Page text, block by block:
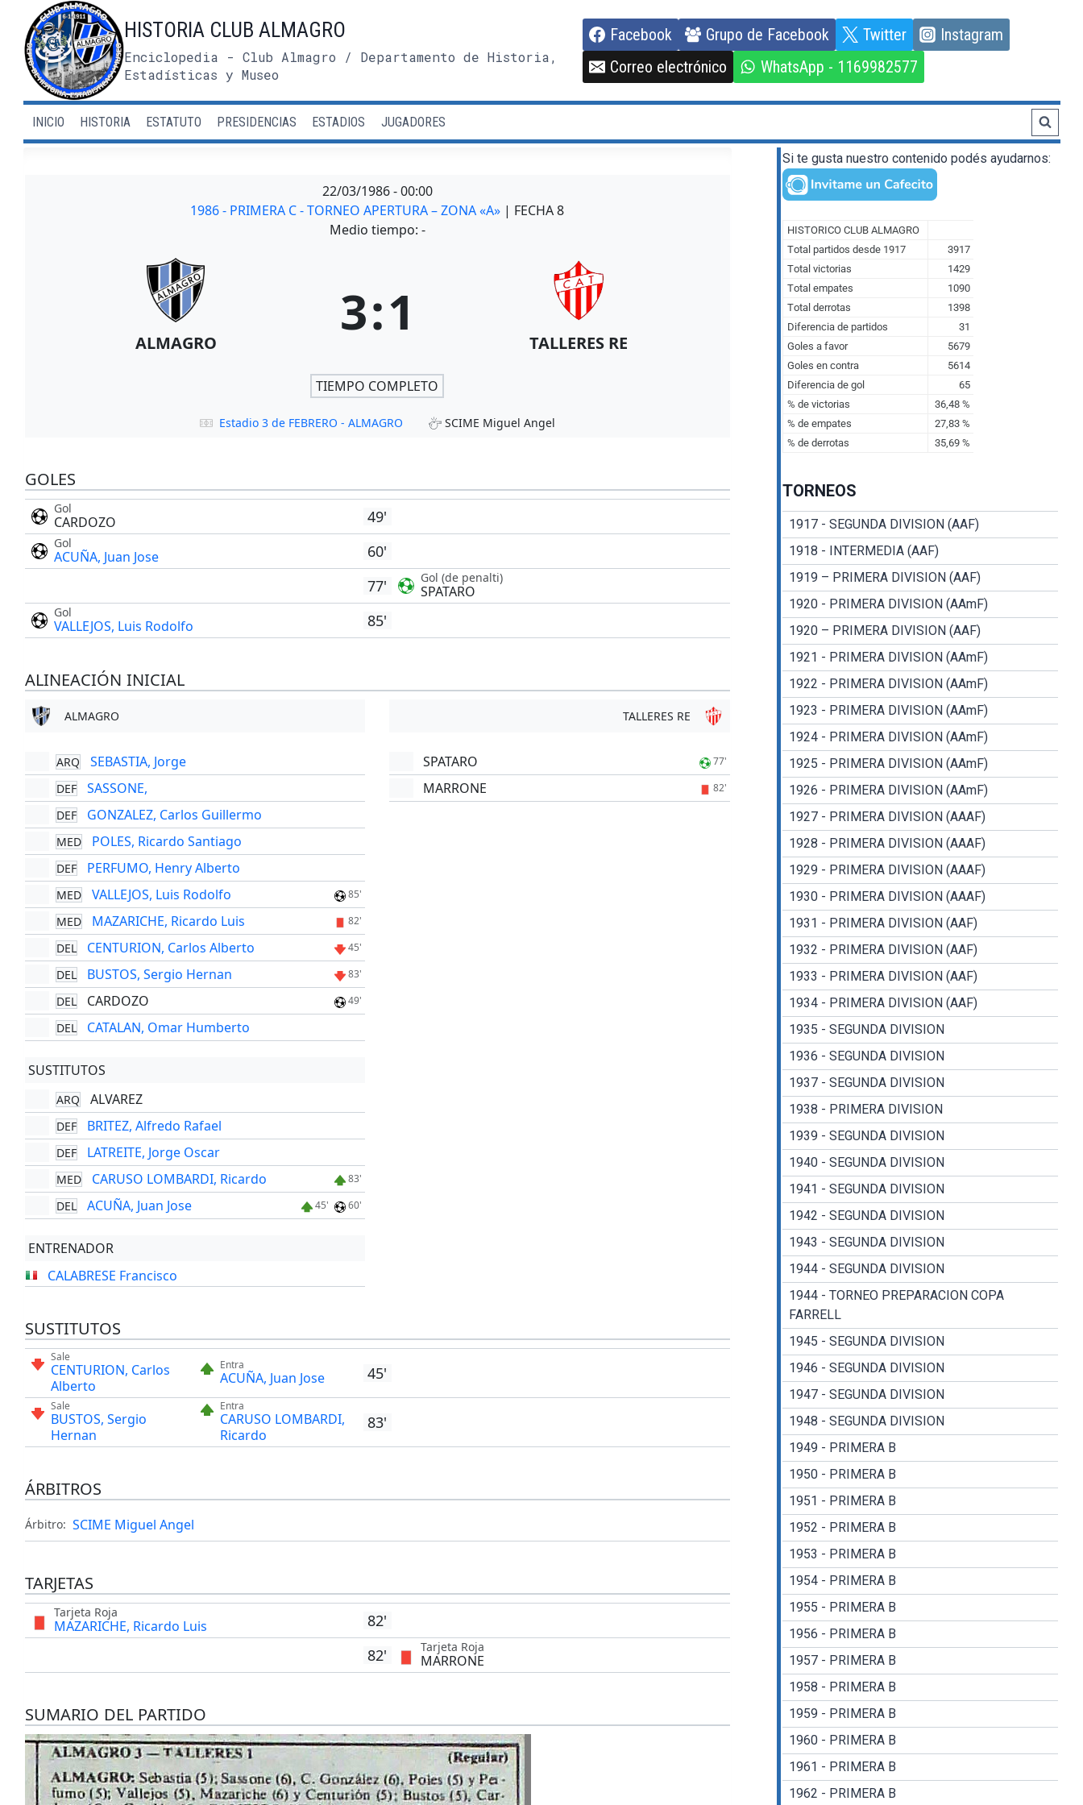
contenido
HISTORIA CLUB ALMAGRO
Enciclopedia - Club Almagro / Departamento de Historia,
Estadísticas y Museo
Facebook Grupo de Facebook Twitter
Instagram
Correo electrónico
WhatsApp - 1169982577
INICIO HISTORIA ESTATUTO PRESIDENCIAS ESTADIOS JUGADORES
22/03/1986-00:00
1986 - PRIMERA C - TORNEO APERTURA – ZONA «A» | FECHA 8
Medio tiempo: -
ALMAGRO 3:1 TALLERES RE
TIEMPO COMPLETO
Estadio 3 de FEBRERO - ALMAGRO SCIME Miguel Angel
GOLES
Gol
CARDOZO 49'
Gol
ACUÑA, Juan Jose
60'
77'
Gol (de penalti)
SPATARO
Gol
VALLEJOS, Luis Rodolfo 85'
ALINEACIÓN INICIAL
ALMAGRO
ARQ SEBASTIA, Jorge
DEF SASSONE,
DEF GONZALEZ, Carlos Guillermo
MED POLES, Ricardo Santiago
DEF PERFUMO, Henry Alberto
MED VALLEJOS, Luis Rodolfo 85'
MED MAZARICHE, Ricardo Luis 82'
DEL CENTURION, Carlos Alberto 45'
DEL BUSTOS, Sergio Hernan 83'
DEL CARDOZO 49'
DEL CATALAN, Omar Humberto
SUSTITUTOS
ARQ ALVAREZ
DEF BRITEZ, Alfredo Rafael
DEF LATREITE, Jorge Oscar
MED CARUSO LOMBARDI, Ricardo 83'
DEL ACUÑA, Juan Jose 45' 60'
ENTRENADOR
CALABRESE Francisco
TALLERES RE
SPATARO 77'
MARRONE 82'
SUSTITUTOS
Sale
CENTURION, Carlos
Alberto
Entra
ACUÑA, Juan Jose 45'
Sale
BUSTOS, Sergio
Hernan
Entra
CARUSO LOMBARDI,
Ricardo
83'
ÁRBITROS
Árbitro: SCIME Miguel Angel
TARJETAS
Tarjeta Roja
MAZARICHE, Ricardo Luis
82'
82'
Tarjeta Roja
MARRONE
SUMARIO DEL PARTIDO
Si te gusta nuestro contenido podés ayudarnos:
TORNEOS
1917 - SEGUNDA DIVISION (AAF)
1918 - INTERMEDIA (AAF)
1919 – PRIMERA DIVISION (AAF)
1920 - PRIMERA DIVISION (AAmF)
1920 – PRIMERA DIVISION (AAF)
1921 - PRIMERA DIVISION (AAmF)
1922 - PRIMERA DIVISION (AAmF)
1923 - PRIMERA DIVISION (AAmF)
1924 - PRIMERA DIVISION (AAmF)
1925 - PRIMERA DIVISION (AAmF)
1926 - PRIMERA DIVISION (AAmF)
1927 - PRIMERA DIVISION (AAAF)
1928 - PRIMERA DIVISION (AAAF)
1929 - PRIMERA DIVISION (AAAF)
1930 - PRIMERA DIVISION (AAAF)
1931 - PRIMERA DIVISION (AAF)
1932 - PRIMERA DIVISION (AAF)
1933 - PRIMERA DIVISION (AAF)
1934 - PRIMERA DIVISION (AAF)
1935 - SEGUNDA DIVISION
1936 - SEGUNDA DIVISION
1937 - SEGUNDA DIVISION
1938 - PRIMERA DIVISION
1939 - SEGUNDA DIVISION
1940 - SEGUNDA DIVISION
1941 - SEGUNDA DIVISION
1942 - SEGUNDA DIVISION
1943 - SEGUNDA DIVISION
1944 - SEGUNDA DIVISION
1944 - TORNEO PREPARACION COPA
FARRELL
1945 - SEGUNDA DIVISION
1946 - SEGUNDA DIVISION
1947 - SEGUNDA DIVISION
1948 - SEGUNDA DIVISION
1949 - PRIMERA B
1950 - PRIMERA B
1951 - PRIMERA B
1952 - PRIMERA B
1953 - PRIMERA B
1954 - PRIMERA B
1955 - PRIMERA B
1956 - PRIMERA B
1957 - PRIMERA B
1958 - PRIMERA B
1959 - PRIMERA B
1960 - PRIMERA B
1961 - PRIMERA B
1962 - PRIMERA B